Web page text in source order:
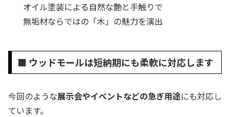
オイル塗装による自然な艶と手触りで
無垢材ならではの「木」の魅力を演出
■ ウッドモールは短納期にも柔軟に対応します
今回のような展示会やイベントなどの急ぎ用途にも対応し
ています。